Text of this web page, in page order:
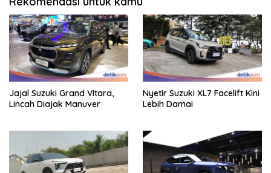
Jajal Suzuki Grand Vitara,
Lincah Diajak Manuver
Nyetir Suzuki XL7 Facelift Kini
Lebih Damai